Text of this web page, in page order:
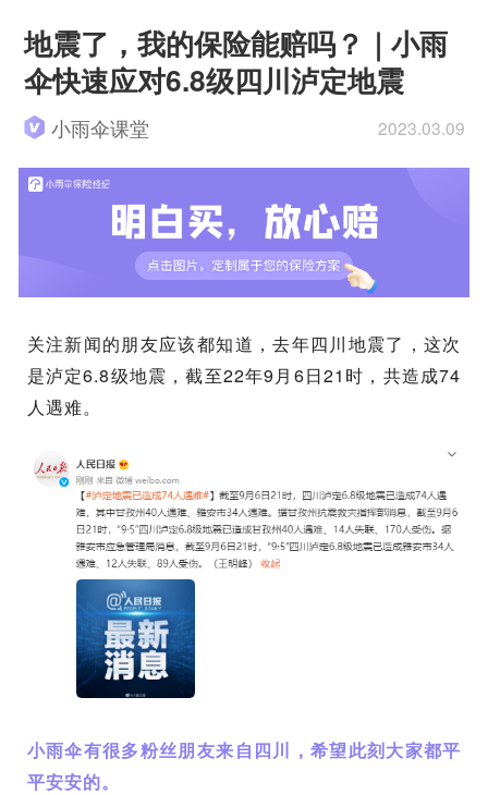
地震了，我的保险能赔吗？｜小雨
伞快速应对6.8级四川泸定地震
小雨伞课堂 2023.03.09
关注新闻的朋友应该都知道，去年四川地震了，这次
是泸定6.8级地震，截至22年9月6日21时，共造成74
人遇难。
小雨伞有很多粉丝朋友来自四川，希望此刻大家都平
平安安的。